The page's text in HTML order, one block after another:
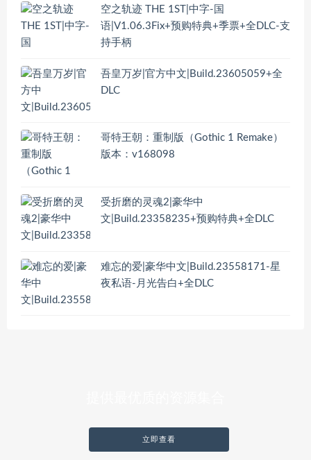
空之轨迹 THE 1ST|中字-国
语|V1.06.3Fix+预购特典+季票+全DLC-支
持手柄
吾皇万岁|官方中文|Build.23605059+全
DLC
哥特王朝：重制版（Gothic 1 Remake）
版本：v168098
受折磨的灵魂2|豪华中
文|Build.23358235+预购特典+全DLC
难忘的爱|豪华中文|Build.23558171-星
夜私语-月光告白+全DLC
立即查看